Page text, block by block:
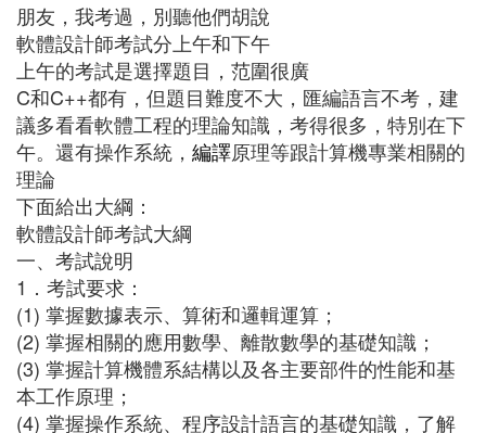
朋友，我考過，別聽他們胡說
軟體設計師考試分上午和下午
上午的考試是選擇題目，范圍很廣
C和C++都有，但題目難度不大，匯編語言不考，建
議多看看軟體工程的理論知識，考得很多，特別在下
午。還有操作系統， 編譯原理等跟計算機專業相關的
理論
下面給出大綱：
軟體設計師考試大綱
一、考試說明
1．考試要求：
(1) 掌握數據表示、算術和邏輯運算；
(2) 掌握相關的應用數學、離散數學的基礎知識；
(3) 掌握計算機體系結構以及各主要部件的性能和基
本工作原理；
(4) 掌握操作系統、程序設計語言的基礎知識，了解